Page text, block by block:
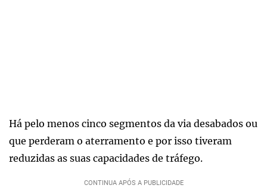
Há pelo menos cinco segmentos da via desabados ou
que perderam o aterramento e por isso tiveram
reduzidas as suas capacidades de tráfego.